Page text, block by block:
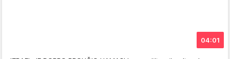
04:01